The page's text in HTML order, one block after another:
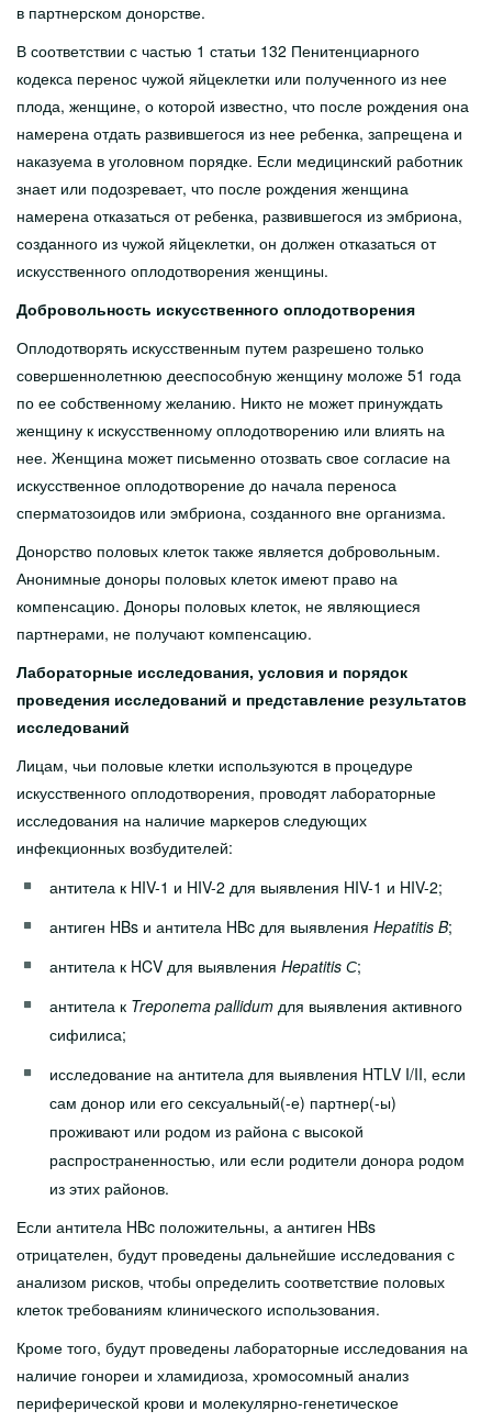
в партнерском донорстве.
В соответствии с частью 1 статьи 132 Пенитенциарного
кодекса перенос чужой яйцеклетки или полученного из нее
плода, женщине, о которой известно, что после рождения она
намерена отдать развившегося из нее ребенка, запрещена и
наказуема в уголовном порядке. Если медицинский работник
знает или подозревает, что после рождения женщина
намерена отказаться от ребенка, развившегося из эмбриона,
созданного из чужой яйцеклетки, он должен отказаться от
искусственного оплодотворения женщины.
Добровольность искусственного оплодотворения
Оплодотворять искусственным путем разрешено только
совершеннолетнюю дееспособную женщину моложе 51 года
по ее собственному желанию. Никто не может принуждать
женщину к искусственному оплодотворению или влиять на
нее. Женщина может письменно отозвать свое согласие на
искусственное оплодотворение до начала переноса
сперматозоидов или эмбриона, созданного вне организма.
Донорство половых клеток также является добровольным.
Анонимные доноры половых клеток имеют право на
компенсацию. Доноры половых клеток, не являющиеся
партнерами, не получают компенсацию.
Лабораторные исследования, условия и порядок
проведения исследований и представление результатов
исследований
Лицам, чьи половые клетки используются в процедуре
искусственного оплодотворения, проводят лабораторные
исследования на наличие маркеров следующих
инфекционных возбудителей:
антитела к HIV-1 и HIV-2 для выявления HIV-1 и HIV-2;
антиген HBs и антитела HBc для выявления Hepatitis B;
антитела к HCV для выявления Hepatitis С;
антитела к Treponema pallidum для выявления активного
сифилиса;
исследование на антитела для выявления HTLV I/II, если
сам донор или его сексуальный(-е) партнер(-ы)
проживают или родом из района с высокой
распространенностью, или если родители донора родом
из этих районов.
Если антитела HBc положительны, а антиген HBs
отрицателен, будут проведены дальнейшие исследования с
анализом рисков, чтобы определить соответствие половых
клеток требованиям клинического использования.
Кроме того, будут проведены лабораторные исследования на
наличие гонореи и хламидиоза, хромосомный анализ
периферической крови и молекулярно-генетическое